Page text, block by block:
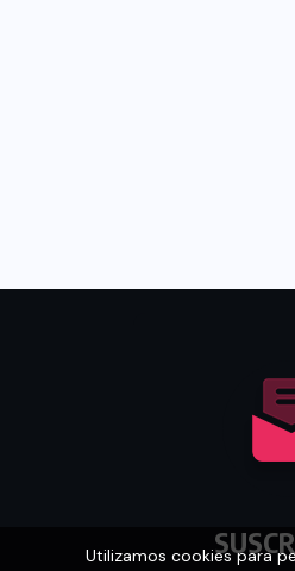
Utilizamos cookies para